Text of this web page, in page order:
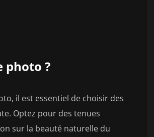
photo ?
il est essentiel de choisir des
Optez pour des tenues
sur la beauté naturelle du